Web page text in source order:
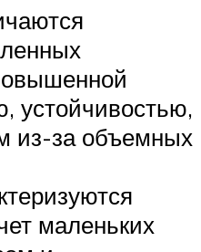
устойчивостью,
из-за объемных
маленьких